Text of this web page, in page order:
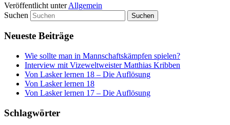
Veröffentlicht unter Allgemein
Suchen
Neueste Beiträge
Wie sollte man in Mannschaftskämpfen spielen?
Interview mit Vizeweltweister Matthias Kribben
Von Lasker lernen 18 – Die Auflösung
Von Lasker lernen 18
Von Lasker lernen 17 – Die Auflösung
Schlagwörter